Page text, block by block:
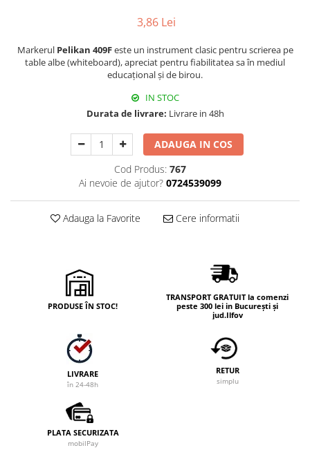
Lumanari
Mopuri
Odorizante toaletă
Pahare și accesorii
Saci menajeri
Detergenți și balsam de rufe
Tuș & more
3,86 Lei
Markerul Pelikan 409Feste un instrument clasic pentru scrierea pe
table albe (whiteboard), apreciat pentru fiabilitatea sa în mediul
educațional și de birou.
IN STOC
Durata de livrare: Livrare in 48h
ADAUGA IN COS
Cod Produs: 767
Ai nevoie de ajutor? 0724539099
Adauga la Favorite Cere informatii
PRODUSE ÎN STOC!
TRANSPORT GRATUIT la comenzi
peste 300 lei in București și
jud.Ilfov
LIVRARE
în 24-48h
RETUR
simplu
PLATA SECURIZATA
mobilPay